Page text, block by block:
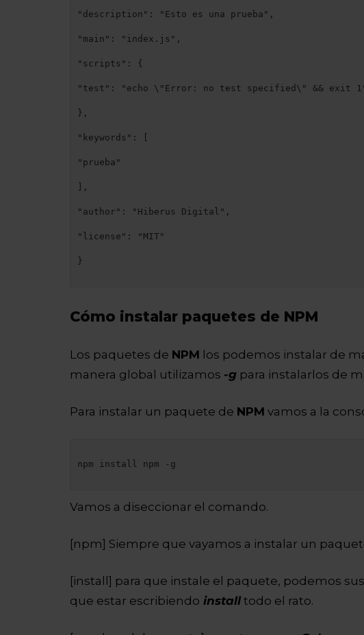
"description": "Esto es una prueba",
"main": "index.js",
"scripts": {
"test": "echo \"Error: no test specified\" && exit
},
"keywords": [
"prueba"
],
"author": "Hiberus Digital",
"license": "MIT"
}
Cómo instalar paquetes de NPM
Los paquetes de NPM los podemos instalar de
manera global utilizamos -g para instalarlos de
Para instalar un paquete de NPM vamos a la
npm install npm -g
Vamos a diseccionar el comando.
[npm] Siempre que vayamos a instalar un
[install] para que instale el paquete, podemos
que estar escribiendo install todo el rato.